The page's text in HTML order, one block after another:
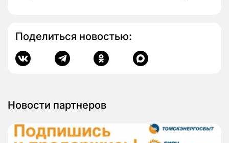
Поделиться новостью:
Новости партнеров